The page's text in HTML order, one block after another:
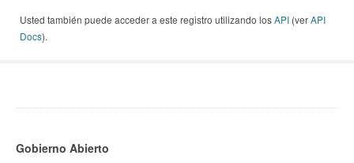
Usted también puede acceder a este registro utilizando losAPI (verAPI
Docs).
Gobierno Abierto